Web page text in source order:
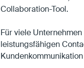
Collaboration-Tool.
Für viele
leistungsfähigen